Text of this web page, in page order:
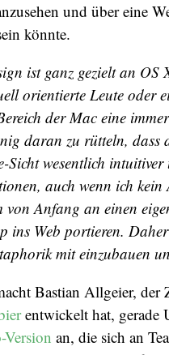
und über eine
könnte.
ist ganz gezielt an
orientierte Leute oder
der Mac eine
daran zu rütteln, dass
Sicht wesentlich
auch wenn ich
von Anfang an einen
ins Web portieren.
mit einzubauen
Bastian Allgeier, der
entwickelt hat, gerade
Version an, die sich an